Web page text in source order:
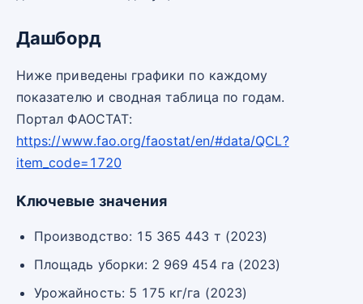
Дашборд
Ниже приведены графики по каждому
показателю и сводная таблица по годам.
Портал ФАОСТАТ:
https://www.fao.org/faostat/en/#data/QCL?
item_code=1720
Ключевые значения
Производство: 15 365 443 т (2023)
Площадь уборки: 2 969 454 га (2023)
Урожайность: 5 175 кг/га (2023)